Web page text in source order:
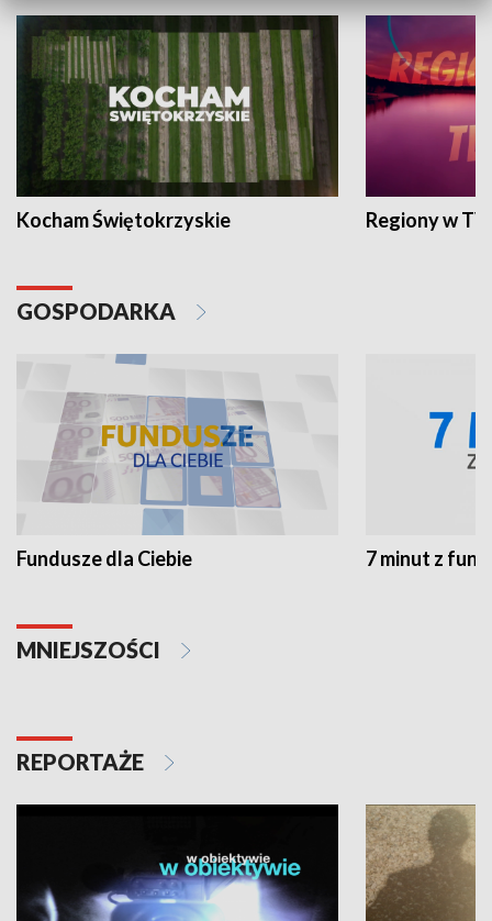
Kocham Świętokrzyskie Regiony w
GOSPODARKA
Fundusze dla Ciebie 7 minut z
MNIEJSZOŚCI
REPORTAŻE